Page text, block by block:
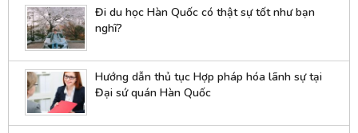
Đi du học Hàn Quốc có thật sự tốt như bạn
nghĩ?
Hướng dẫn thủ tục Hợp pháp hóa lãnh sự tại
Đại sứ quán Hàn Quốc